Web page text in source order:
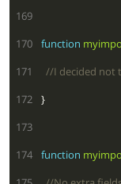
169
170 function
171
172
}
173
174 function